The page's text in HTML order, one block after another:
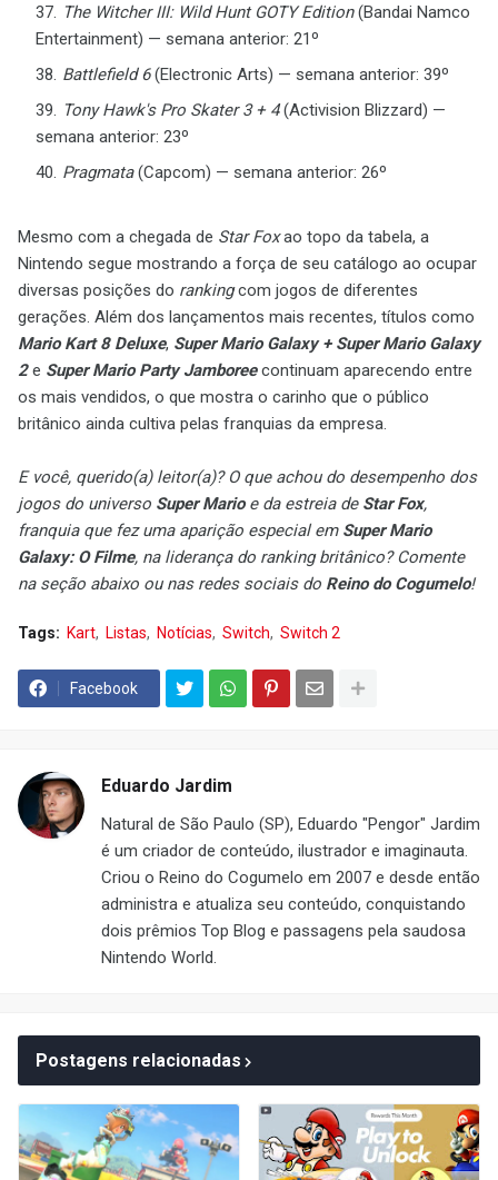
The Witcher III: Wild Hunt GOTY Edition(Bandai Namco
Entertainment) — semana anterior: 21º
Battlefield 6(Electronic Arts) — semana anterior: 39º
Tony Hawk's Pro Skater 3 + 4(Activision Blizzard) —
semana anterior: 23º
Pragmata(Capcom) — semana anterior: 26º
Mesmo com a chegada de Star Foxao topo da tabela, a
Nintendo segue mostrando a força de seu catálogo ao ocupar
diversas posições do rankingcom jogos de diferentes
gerações. Além dos lançamentos mais recentes, títulos como
Mario Kart 8 Deluxe, Super Mario Galaxy + Super Mario Galaxy
2e Super Mario Party Jamboreecontinuam aparecendo entre
os mais vendidos, o que mostra o carinho que o público
britânico ainda cultiva pelas franquias da empresa.
E você, querido(a) leitor(a)? O que achou do desempenho dos
jogos do universo Super Marioe da estreia de Star Fox,
franquia que fez uma aparição especial em Super Mario
Galaxy: O Filme, na liderança do ranking britânico? Comente
na seção abaixo ou nas redes sociais do Reino do Cogumelo!
Tags: Kart Listas Notícias Switch Switch 2
Facebook
Eduardo Jardim
Natural de São Paulo (SP), Eduardo "Pengor" Jardim
é um criador de conteúdo, ilustrador e imaginauta.
Criou o Reino do Cogumelo em 2007 e desde então
administra e atualiza seu conteúdo, conquistando
dois prêmios Top Blog e passagens pela saudosa
Nintendo World.
Postagens relacionadas